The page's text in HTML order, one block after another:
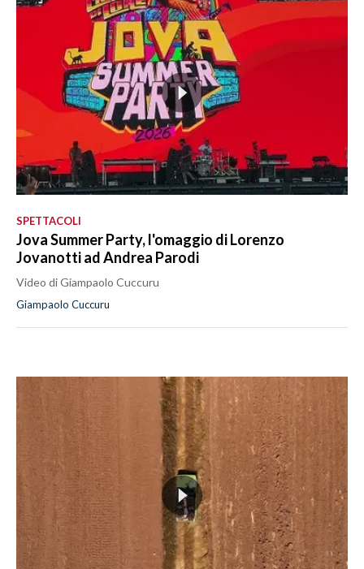
SPETTACOLI
Jova Summer Party, l'omaggio di Lorenzo
Jovanotti ad Andrea Parodi
Video di Giampaolo Cuccuru
Giampaolo Cuccuru